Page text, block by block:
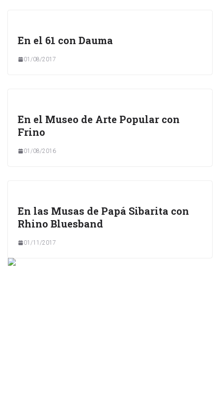
En el 61 con Dauma
01/08/2017
En el Museo de Arte Popular con
Frino
01/08/2016
En las Musas de Papá Sibarita con
Rhino Bluesband
01/11/2017